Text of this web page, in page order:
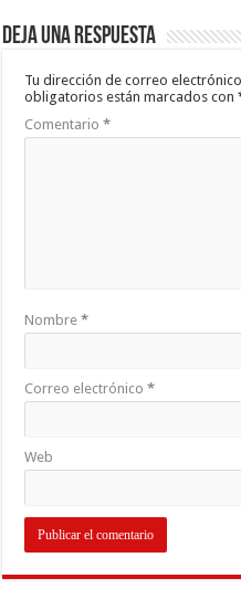
Deja una respuesta
Tu dirección de correo
obligatorios están marcados con
Comentario*
Nombre*
Correo electrónico*
Web